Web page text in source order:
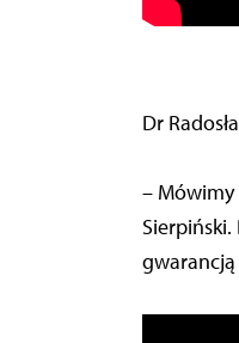
Dr
– Mówimy
gwarancją